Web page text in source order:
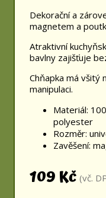
Dekorační a
magnetem a
Atraktivní
bavlny zajišťuje
Chňapka má všitý
manipulaci.
Materiál:
polyester
Rozměr:
Zavěšení:
109Kč (vč.